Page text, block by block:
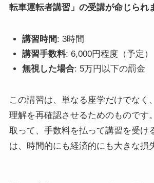
転車運転者講習」の受講が命じられ
講習時間: 3時間
講習手数料: 6,000円程度（予定）
無視した場合: 5万円以下の罰金
この講習は、単なる座学だけでなく
理解を再確認させるためのものです
取って、手数料を払って講習を受
は、時間的にも経済的にも大きな損